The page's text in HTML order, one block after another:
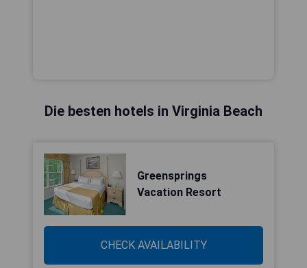
Die besten hotels in Virginia Beach
Greensprings
Vacation Resort
CHECK AVAILABILITY